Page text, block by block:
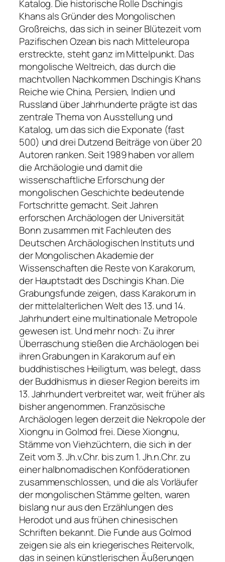
Katalog. Die historische Rolle Dschingis
Khans als Gründer des Mongolischen
Großreichs, das sich in seiner Blütezeit vom
Pazifischen Ozean bis nach Mitteleuropa
erstreckte, steht ganz im Mittelpunkt. Das
mongolische Weltreich, das durch die
machtvollen Nachkommen Dschingis Khans
Reiche wie China, Persien, Indien und
Russland über Jahrhunderte prägte ist das
zentrale Thema von Ausstellung und
Katalog, um das sich die Exponate (fast
500) und drei Dutzend Beiträge von über 20
Autoren ranken. Seit 1989 haben vor allem
die Archäologie und damit die
wissenschaftliche Erforschung der
mongolischen Geschichte bedeutende
Fortschritte gemacht. Seit Jahren
erforschen Archäologen der Universität
Bonn zusammen mit Fachleuten des
Deutschen Archäologischen Instituts und
der Mongolischen Akademie der
Wissenschaften die Reste von Karakorum,
der Hauptstadt des Dschingis Khan. Die
Grabungsfunde zeigen, dass Karakorum in
der mittelalterlichen Welt des 13. und 14.
Jahrhundert eine multinationale Metropole
gewesen ist. Und mehr noch: Zu ihrer
Überraschung stießen die Archäologen bei
ihren Grabungen in Karakorum auf ein
buddhistisches Heiligtum, was belegt, dass
der Buddhismus in dieser Region bereits im
13. Jahrhundert verbreitet war, weit früher als
bisher angenommen. Französische
Archäologen legen derzeit die Nekropole der
Xiongnu in Golmod frei. Diese Xiongnu,
Stämme von Viehzüchtern, die sich in der
Zeit vom 3. Jh.v.Chr. bis zum 1. Jh.n.Chr. zu
einer halbnomadischen Konföderationen
zusammenschlossen, und die als Vorläufer
der mongolischen Stämme gelten, waren
bislang nur aus den Erzählungen des
Herodot und aus frühen chinesischen
Schriften bekannt. Die Funde aus Golmod
zeigen sie als ein kriegerisches Reitervolk,
das in seinen künstlerischen Äußerungen